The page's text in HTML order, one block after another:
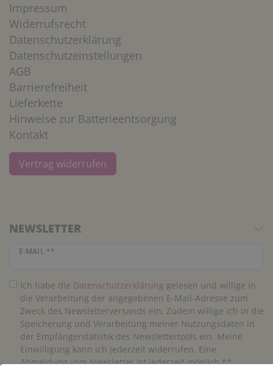
Impressum
Widerrufsrecht
Datenschutzerklärung
Datenschutzeinstellungen
AGB
Barrierefreiheit
Lieferkette
Hinweise zur Batterieentsorgung
Kontakt
Vertrag widerrufen
NEWSLETTER
E-MAIL **
Newsletter Honig
Ich habe die Daten­schutz­erklärung gelesen und willige in
die Verarbeitung der angegebenen E-Mail-Adresse zum
Zweck des Newsletterversands ein. Zudem willige ich in die
Speicherung und Verarbeitung meiner Nutzungsdaten in
der Empfängerstatistik des Newslettertools ein. Meine
Einwilligung kann ich jederzeit widerrufen. Eine
Abmeldung vom Newsletter ist jederzeit möglich.**